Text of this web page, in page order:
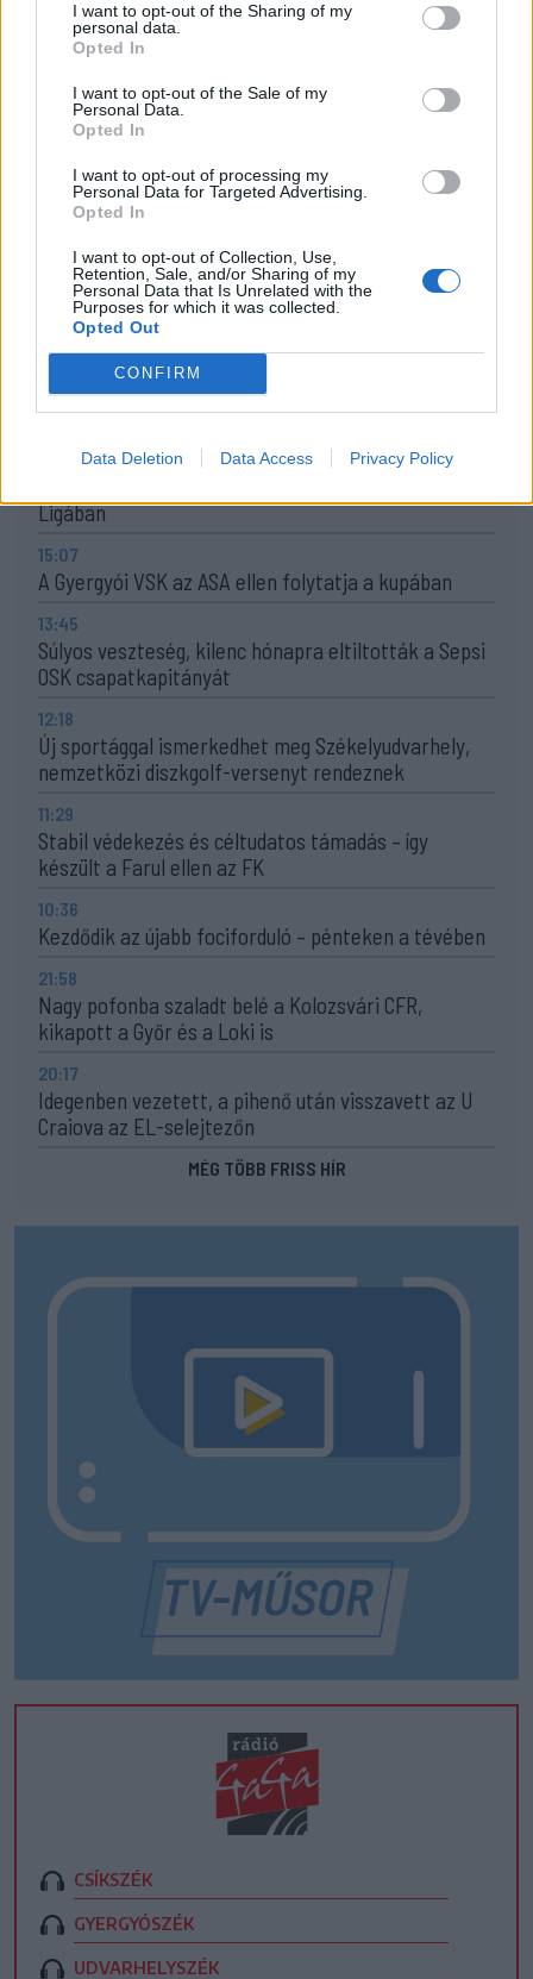
I want to opt-out of the Sharing of my
personal data.
Opted In
I want to opt-out of the Sale of my
Personal Data.
Opted In
I want to opt-out of processing my
Personal Data for Targeted Advertising.
Opted In
I want to opt-out of Collection, Use,
Retention, Sale, and/or Sharing of my
Personal Data that Is Unrelated with the
Purposes for which it was collected.
Opted Out
CONFIRM
Data Deletion Data Access Privacy Policy
miatt két perces büntetéssel, piros lap esetén
végleges kiállítással sújtják az adott játékost.
#Klein László #minifutball
SZÓLJON HOZZÁ!
24 ÓRA LEGOLVASOTTABB
Ligában
15:07
A Gyergyói VSK az ASA ellen folytatja a kupában
13:45
Súlyos veszteség, kilenc hónapra eltiltották a Sepsi
OSK csapatkapitányát
12:18
Új sportággal ismerkedhet meg Székelyudvarhely,
nemzetközi diszkgolf-versenyt rendeznek
11:29
Stabil védekezés és céltudatos támadás – így
készült a Farul ellen az FK
10:36
Kezdődik az újabb fociforduló – pénteken a tévében
21:58
Nagy pofonba szaladt belé a Kolozsvári CFR,
kikapott a Győr és a Loki is
20:17
Idegenben vezetett, a pihenő után visszavett az U
Craiova az EL-selejtezőn
MÉG TÖBB FRISS HÍR
CSÍKSZÉK
GYERGYÓSZÉK
UDVARHELYSZÉK